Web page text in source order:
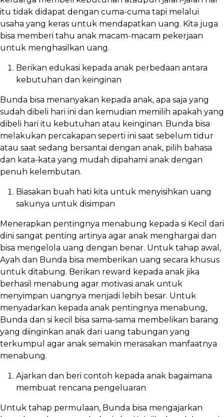
itu tidak didapat dengan cuma-cuma tapi melalui
usaha yang keras untuk mendapatkan uang. Kita juga
bisa memberi tahu anak macam-macam pekerjaan
untuk menghasilkan uang.
Berikan edukasi kepada anak perbedaan antara
kebutuhan dan keinginan
Bunda bisa menanyakan kepada anak, apa saja yang
sudah dibeli hari ini dan kemudian memilih apakah yang
dibeli hari itu kebutuhan atau keinginan. Bunda bisa
melakukan percakapan seperti ini saat sebelum tidur
atau saat sedang bersantai dengan anak, pilih bahasa
dan kata-kata yang mudah dipahami anak dengan
penuh kelembutan.
Biasakan buah hati kita untuk menyisihkan uang
sakunya untuk disimpan
Menerapkan pentingnya menabung kepada si Kecil dari
dini sangat penting artinya agar anak menghargai dan
bisa mengelola uang dengan benar. Untuk tahap awal,
Ayah dan Bunda bisa memberikan uang secara khusus
untuk ditabung. Berikan reward kepada anak jika
berhasil menabung agar motivasi anak untuk
menyimpan uangnya menjadi lebih besar. Untuk
menyadarkan kepada anak pentingnya menabung,
Bunda dan si kecil bisa sama-sama membelikan barang
yang diinginkan anak dari uang tabungan yang
terkumpul agar anak semakin merasakan manfaatnya
menabung.
Ajarkan dan beri contoh kepada anak bagaimana
membuat rencana pengeluaran
Untuk tahap permulaan, Bunda bisa mengajarkan